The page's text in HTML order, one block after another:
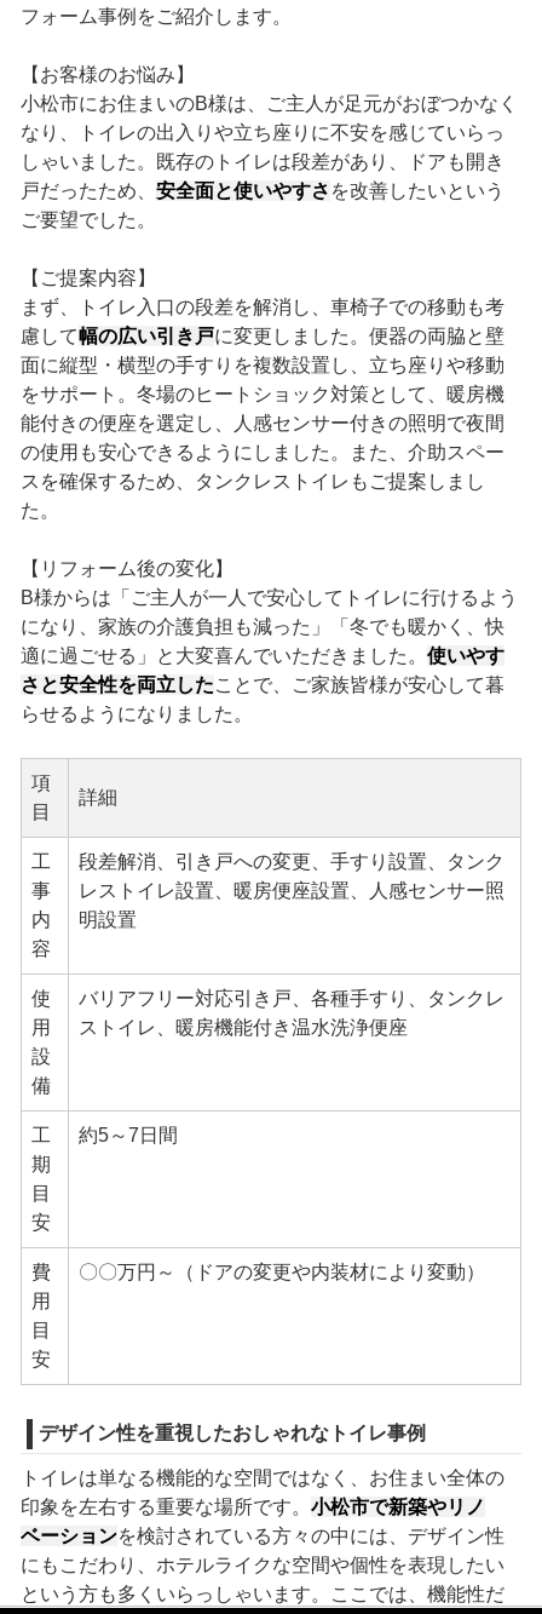
フォーム事例をご紹介します。
【お客様のお悩み】
小松市にお住まいのB様は、ご主人が足元がおぼつかなく
なり、トイレの出入りや立ち座りに不安を感じていらっ
しゃいました。既存のトイレは段差があり、ドアも開き
戸だったため、 安全面と使いやすさ を改善したいという
ご要望でした。
【ご提案内容】
まず、トイレ入口の段差を解消し、車椅子での移動も考
慮して幅の広い引き戸に変更しました。便器の両脇と壁
面に縦型・横型の手すりを複数設置し、立ち座りや移動
をサポート。冬場のヒートショック対策として、暖房機
能付きの便座を選定し、人感センサー付きの照明で夜間
の使用も安心できるようにしました。また、介助スペー
スを確保するため、タンクレストイレもご提案しまし
た。
【リフォーム後の変化】
B様からは「ご主人が一人で安心してトイレに行けるよう
になり、家族の介護負担も減った」「冬でも暖かく、快
適に過ごせる」と大変喜んでいただきました。 使いやす
さと安全性を両立したことで、ご家族皆様が安心して暮
らせるようになりました。
項
目
詳細
工
事
内
容
段差解消、引き戸への変更、手すり設置、タンク
レストイレ設置、暖房便座設置、人感センサー照
明設置
使
用
設
備
バリアフリー対応引き戸、各種手すり、タンクレ
ストイレ、暖房機能付き温水洗浄便座
工
期
目
安
約5～7日間
費
用
目
安
〇〇万円～（ドアの変更や内装材により変動）
デザイン性を重視したおしゃれなトイレ事例
トイレは単なる機能的な空間ではなく、お住まい全体の
印象を左右する重要な場所です。 小松市で新築やリノ
ベーションを検討されている方々の中には、デザイン性
にもこだわり、ホテルライクな空間や個性を表現したい
という方も多くいらっしゃいます。ここでは、機能性だ